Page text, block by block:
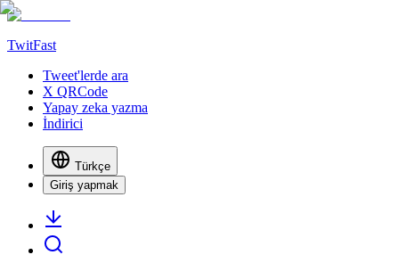
TwitFast
Tweet'lerde ara
X QRCode
Yapay zeka yazma
İndirici
Türkçe
Giriş yapmak